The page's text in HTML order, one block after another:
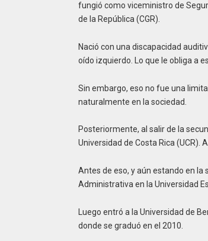
fungió como viceministro de
de la República (CGR).
Nació con una discapacidad
oído izquierdo. Lo que le obliga a
Sin embargo, eso no fue una
naturalmente en la sociedad.
Posteriormente, al salir de la
Universidad de Costa Rica (UCR).
Antes de eso, y aún estando en
Administrativa en la Universidad
Luego entró a la Universidad de
donde se graduó en el 2010.